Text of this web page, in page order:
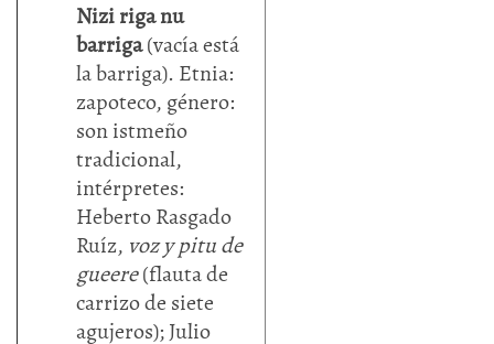
Nizi riga nu
barriga(vacía está
la barriga). Etnia:
zapoteco, género:
son istmeño
tradicional,
intérpretes:
Heberto Rasgado
Ruíz, voz y pitu de
gueere(flauta de
carrizo de siete
agujeros); Julio